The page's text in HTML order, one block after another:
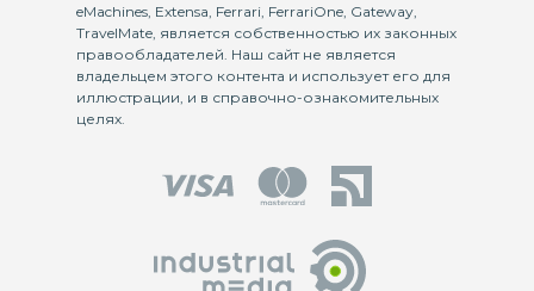
eMachines, Extensa, Ferrari, FerrariOne, Gateway,
TravelMate, является собственностью их законных
правообладателей. Наш сайт не является
владельцем этого контента и использует его для
иллюстрации, и в справочно-ознакомительных
целях.